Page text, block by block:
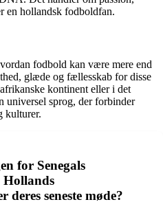
en hollandsk fodboldfan.
fodbold kan være mere end
glæde og fællesskab for disse
kontinent eller i det
universel sprog, der forbinder
kulturer.
for Senegals
seneste møde?